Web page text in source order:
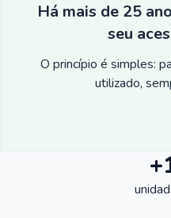
Há mais de 25
seu
O princípio é simples:
utilizado,